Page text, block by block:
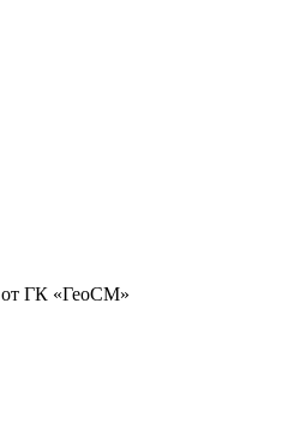
от ГК «ГеоСМ»